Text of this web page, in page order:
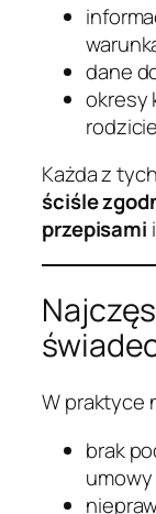
dane
okresy
Każda z
ściśle
przepisami
W praktyce
brak
umowy